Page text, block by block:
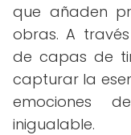
que añaden
obras. A
de capas de
capturar la
emociones
inigualable.